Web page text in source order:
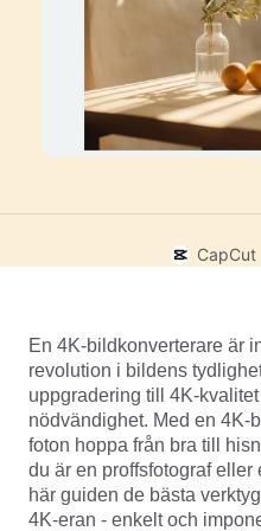
Automatiska
Taligenkänning
Text till tal
Förbättra röst
Reducera brus
Bild
Marknadsföring
Livsstil och vloggar
Anpassad design
Resurser
Marknadstrender
Toppval
Trender och tips för
Mer
Branschmallar
Sammanfattningsmallar
Förtroendecenter
Hjälpcenter
Öppna CapCut
CapCut
En 4K-bildkonverterare är
revolution i bildens
uppgradering till 4K-
nödvändighet. Med en 4K-
foton hoppa från bra till
du är en proffsfotograf
här guiden de bästa
4K-eran - enkelt och